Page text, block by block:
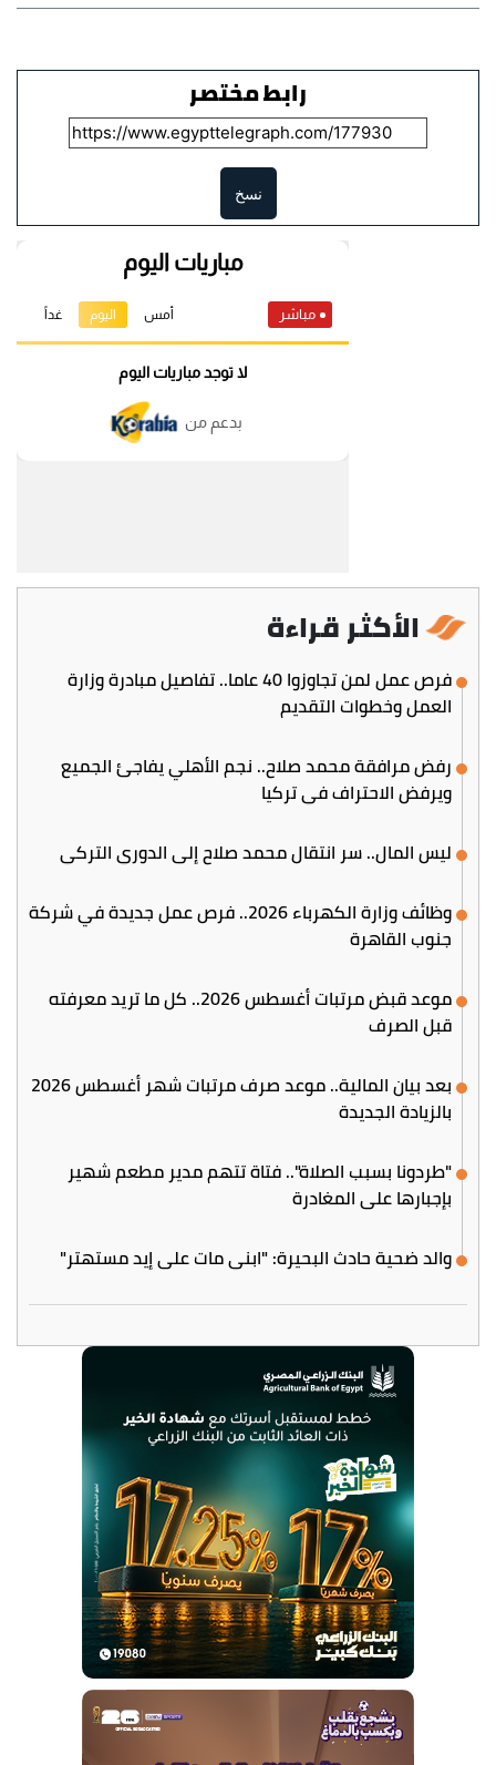
رابط مختصر
نسخ
الأكثر قراءة
فرص عمل لمن تجاوزوا 40 عاما.. تفاصيل مبادرة وزارة
العمل وخطوات التقديم
رفض مرافقة محمد صلاح.. نجم الأهلي يفاجئ الجميع
ويرفض الاحتراف في تركيا
ليس المال.. سر انتقال محمد صلاح إلى الدوري التركي
وظائف وزارة الكهرباء 2026.. فرص عمل جديدة في شركة
جنوب القاهرة
موعد قبض مرتبات أغسطس 2026.. كل ما تريد معرفته
قبل الصرف
بعد بيان المالية.. موعد صرف مرتبات شهر أغسطس 2026
بالزيادة الجديدة
"طردونا بسبب الصلاة".. فتاة تتهم مدير مطعم شهير
بإجبارها على المغادرة
والد ضحية حادث البحيرة: "ابني مات على إيد مستهتر"